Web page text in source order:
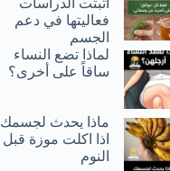
أثبتت الدراسات
فعاليتها في دعم
الجسم
لماذا تضع النساء
ساقاً على أخرى؟
ماذا يحدث لجسمك
اذا اكلت موزة قبل
النوم